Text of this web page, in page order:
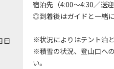
目
宿泊先（4:00～4:30／送
◎到着後はガイドと一緒
※状況によりはテント泊と
※積雪の状況、登山口へ
い。
1 /5